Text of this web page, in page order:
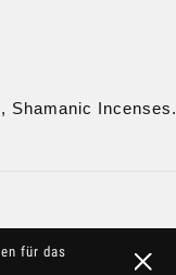
für das
Shamanic Incenses.